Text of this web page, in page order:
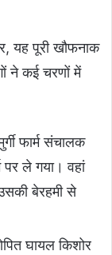
यह पूरी खौफनाक
ने कई चरणों में
फार्म संचालक
पर ले गया। वहां
बेरहमी से
घायल किशोर